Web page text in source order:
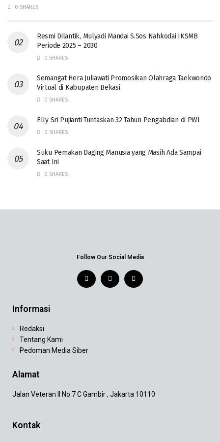
0 SHARES
Resmi Dilantik, Mulyadi Mandai S.Sos Nahkodai IKSMB
Periode 2025 – 2030
0 SHARES
Semangat Hera Juliawati Promosikan Olahraga Taekwondo
Virtual di Kabupaten Bekasi
0 SHARES
Elly Sri Pujianti Tuntaskan 32 Tahun Pengabdian di PWI
0 SHARES
‎Suku Pemakan Daging Manusia yang Masih Ada Sampai
Saat Ini
0 SHARES
Follow Our Social Media
Informasi
Redaksi
Tentang Kami
Pedoman Media Siber
Alamat
Jalan Veteran II No 7 C Gambir , Jakarta 10110
Kontak